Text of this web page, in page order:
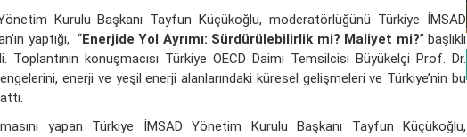
Yönetim Kurulu Başkanı Tayfun Küçükoğlu, moderatörlüğünü Türkiye İMSAD
yaptığı, “Enerjide Yol Ayrımı: Sürdürülebilirlik mi? Maliyet mi?” başlıklı
Toplantının konuşmacısı Türkiye OECD Daimi Temsilcisi Büyükelçi Prof. Dr.
enerji ve yeşil enerji alanlarındaki küresel gelişmeleri ve Türkiye’nin bu
yapan Türkiye İMSAD Yönetim Kurulu Başkanı Tayfun Küçükoğlu,